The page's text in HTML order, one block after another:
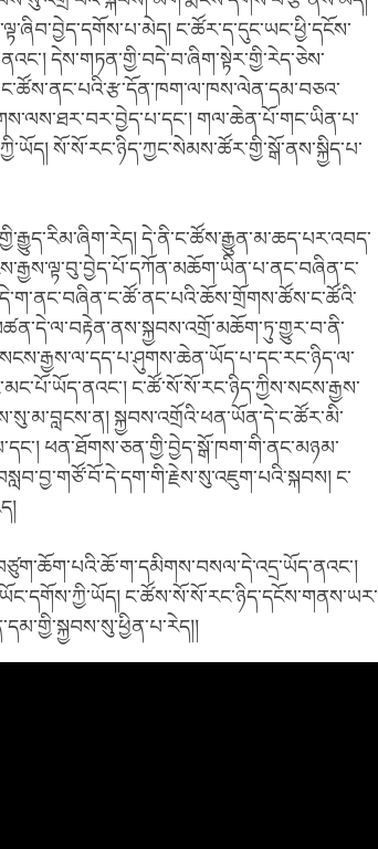
ང་ཚོར་ད་དུང་ཡང་ཕྱི་དངོས་
དེས་གཏན་གྱི་བདེ་བ་ཞིག་སྟེར་གྱི་རེད་ཅེས་
གལ་ཆེན་པོ་གང་ཡིན་པ་
སོ་སོ་རང་ཉིད་ཀྱང་སེམས་ཚོར་གྱི་སྒོ་ནས་སྐྱིད་པ་
དེ་ནི་ང་ཚོས་རྒྱུན་མ་ཆད་པར་འབད་
ང་ཚོ་སོ་སོ་རང་ཉིད་ཀྱིས་སངས་རྒྱས་
སྐྱབས་འགྲོའི་ཕན་ཡོན་དེ་ང་ཚོར་མི་
ཕན་ཐོགས་ཅན་གྱི་བྱེད་སྒོ་ཁག་གི་ནང་མཉམ་
ང་
ང་ཚོས་སོ་སོ་རང་ཉིད་དངོས་གནས་ཡར་